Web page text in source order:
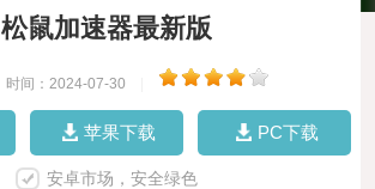
松鼠加速器最新版
时间：2024-07-30
苹果下载 PC下载
安卓市场，安全绿色